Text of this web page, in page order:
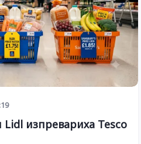
изпревариха Tesco